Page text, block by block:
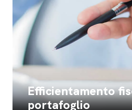
Efficientamento
portafoglio